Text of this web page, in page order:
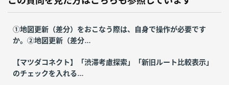
①地図更新（差分）をおこなう際は、自身で操作が必要です
か。②地図更新（差分...
【マツダコネクト】「渋滞考慮探索」「新旧ルート比較表示」
のチェックを入れる...